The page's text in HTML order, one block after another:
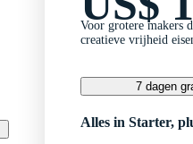
Voor grotere makers
creatieve vrijheid
7 dagen
Alles in Starter,